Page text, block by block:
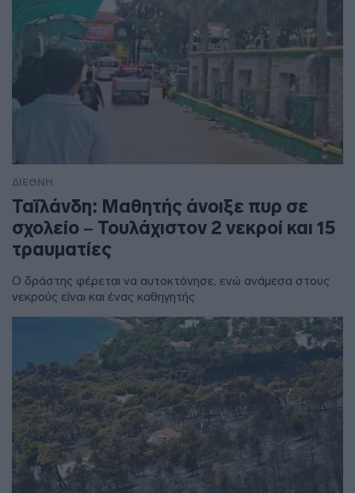
ΔΙΕΘΝΗ
Ταϊλάνδη: Μαθητής άνοιξε πυρ σε
σχολείο – Τουλάχιστον 2 νεκροί και 15
τραυματίες
Ο δράστης φέρεται να αυτοκτόνησε, ενώ ανάμεσα στους
νεκρούς είναι και ένας καθηγητής